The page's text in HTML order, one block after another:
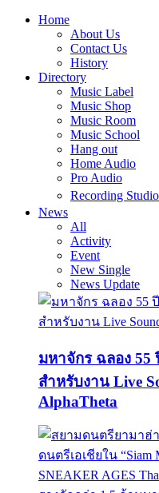
Home
About Us
Contact Us
History
Directory
Music Label
Music Shop
Music Room
Music School
Hang out
Home Audio
Pro Audio
Recording
News
All
Activity
Event
New Single
News Update
มหาจักร ฉลอง 55
สำหรับงาน Live
AlphaTheta